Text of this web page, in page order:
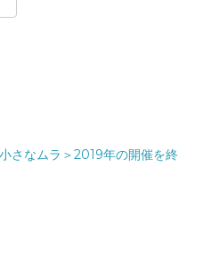
さなムラ＞2019年の開催を終